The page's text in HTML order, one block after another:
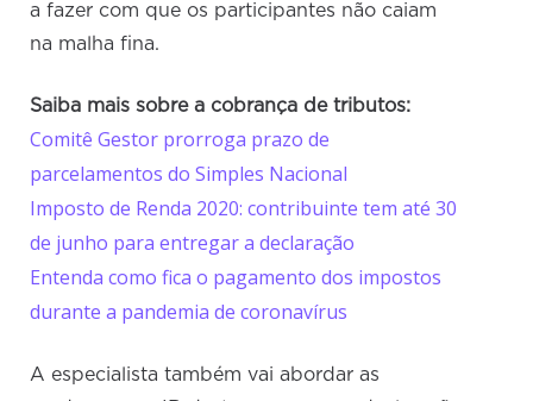
a fazer com que os participantes não caiam
na malha fina.
Saiba mais sobre a cobrança de tributos:
Comitê Gestor prorroga prazo de
parcelamentos do Simples Nacional
Imposto de Renda 2020: contribuinte tem até 30
de junho para entregar a declaração
Entenda como fica o pagamento dos impostos
durante a pandemia de coronavírus
A especialista também vai abordar as